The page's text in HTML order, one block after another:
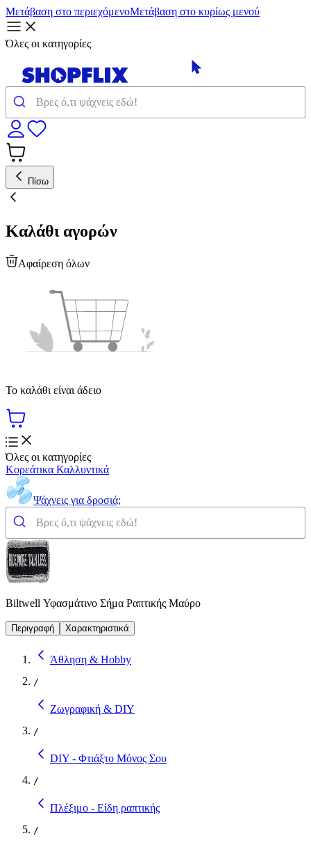
Μετάβαση στο περιεχόμενοΜετάβαση στο κυρίως μενού
Όλες οι κατηγορίες
Πίσω
Καλάθι αγορών
Αφαίρεση όλων
Το καλάθι είναι άδειο
Όλες οι κατηγορίες
Κορεάτικα Καλλυντικά
Ψάχνεις για δροσιά;
Biltwell Υφασμάτινο Σήμα Ραπτικής Μαύρο
Περιγραφή Χαρακτηριστικά
Άθληση & Hobby
/
Ζωγραφική & DIY
/
DIY - Φτιάξτο Μόνος Σου
/
Πλέξιμο - Είδη ραπτικής
/